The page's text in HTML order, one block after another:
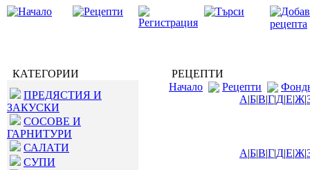
КАТЕГОРИИ
ПРЕДЯСТИЯ И
ЗАКУСКИ
СОСОВЕ И
ГАРНИТУРИ
САЛАТИ
СУПИ
РЕЦЕПТИ
Начало
Рецепти
А|Б|В|Г|Д|Е|Ж|
А|Б|В|Г|Д|Е|Ж|